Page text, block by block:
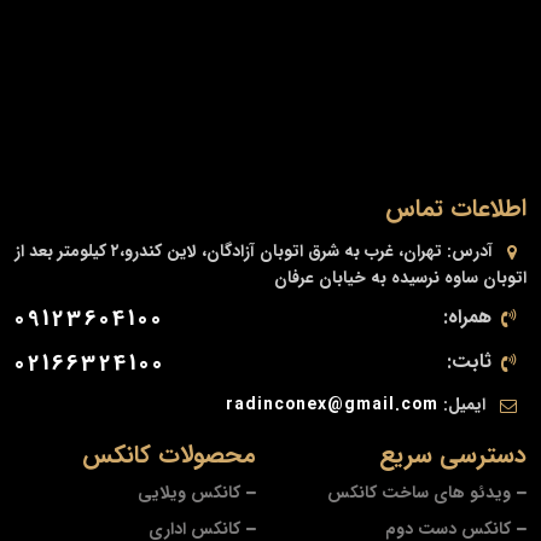
محصولات کانکس
کانکس ویلایی
کانکس اداری
دسترسی سریع
ویدئو های ساخت کانکس
کانکس دست دوم
اطلاعات تماس
آدرس:
تهران، غرب به شرق اتوبان آزادگان، لاین کندرو،۲ کیلومتر بعد از
اتوبان ساوه نرسیده به خیابان عرفان
همراه: 09123604100
ثابت: 02166324100
ایمیل: radinconex@gmail.com